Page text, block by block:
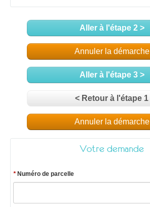
Aller à l'étape 2 >
Annuler la démarche
Aller à l'étape 3 >
< Retour à l'étape 1
Annuler la démarche
Votre demande
*Numéro de parcelle